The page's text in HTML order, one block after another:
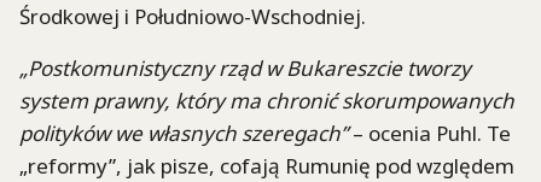
Środkowej i Południowo-Wschodniej.
„Postkomunistyczny rząd w Bukareszcie tworzy
system prawny, który ma chronić skorumpowanych
polityków we własnych szeregach”– ocenia Puhl. Te
„reformy”, jak pisze, cofają Rumunię pod względem